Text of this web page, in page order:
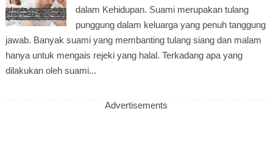
dalam Kehidupan. Suami merupakan tulang
punggung dalam keluarga yang penuh tanggung
jawab. Banyak suami yang membanting tulang siang dan malam
hanya untuk mengais rejeki yang halal. Terkadang apa yang
dilakukan oleh suami...
Advertisements